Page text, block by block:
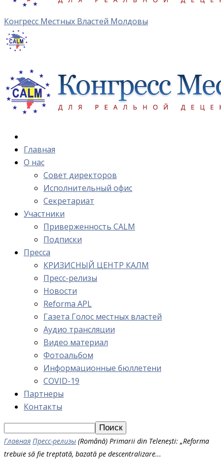
Конгресс Местных Властей Молдовы
Главная
О нас
Cовет директоров
Исполнительный офис
Cекретариат
Участники
Приверженность CALM
Подписки
Пресса
КРИЗИСНЫЙ ЦЕНТР КАЛМ
Пресс-релизы
Новости
Reforma APL
Газета Голос местных властей
Аудио трансляции
Видео материал
Фотоальбом
Информационные бюллетени
COVID-19
Партнеры
Контакты
Главная Пресс-релизы (Română) Primarii din Telenești: „Reforma
trebuie să fie treptată, bazată pe descentralizare...